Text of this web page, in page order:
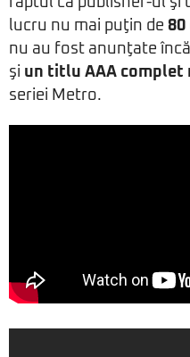
lucru nu mai puţin de 80
nu au fost anunţate
şi un titlu AAA complet
seriei Metro.